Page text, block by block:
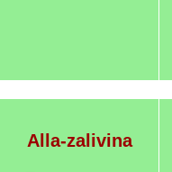
Alla-zalivina